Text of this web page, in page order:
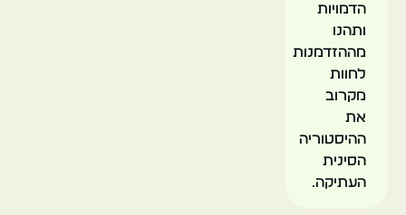
הדמויות
ותהנו
מההזדמנות
לחוות
מקרוב
את
ההיסטוריה
הסינית
העתיקה.